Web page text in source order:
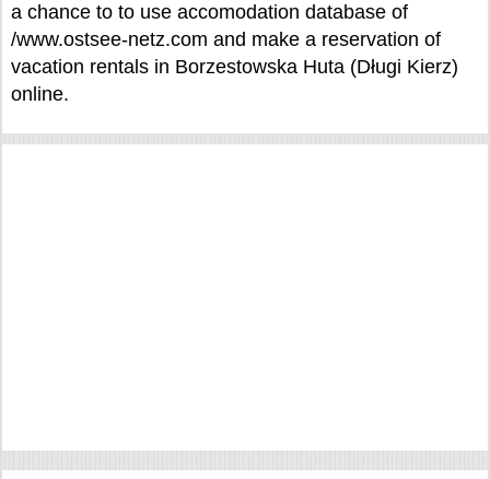
a chance to to use accomodation database of
/www.ostsee-netz.com and make a reservation of
vacation rentals in Borzestowska Huta (Długi Kierz)
online.